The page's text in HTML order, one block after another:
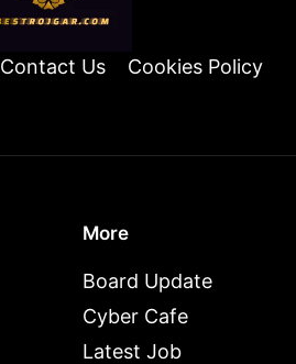
Contact Us Cookies Policy
More
Board Update
Cyber Cafe
Latest Job